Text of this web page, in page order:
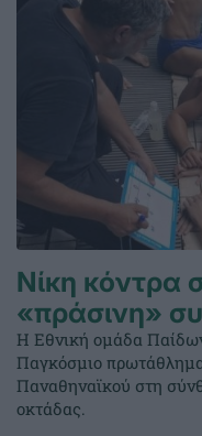
Νίκη κόντρα
«πράσινη»
Η Εθνική ομάδα
Παγκόσμιο
Παναθηναϊκού στη
οκτάδας.